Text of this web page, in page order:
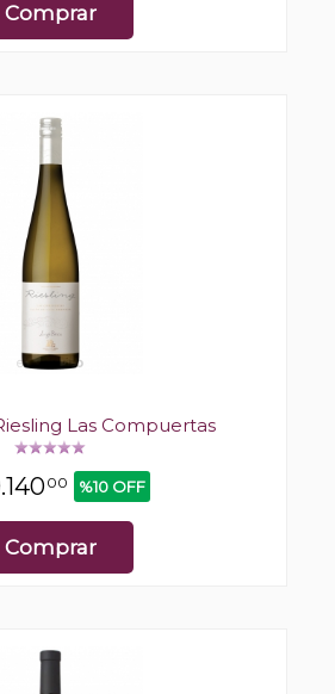
Comprar
Las Compuertas
00 %10 OFF
Comprar